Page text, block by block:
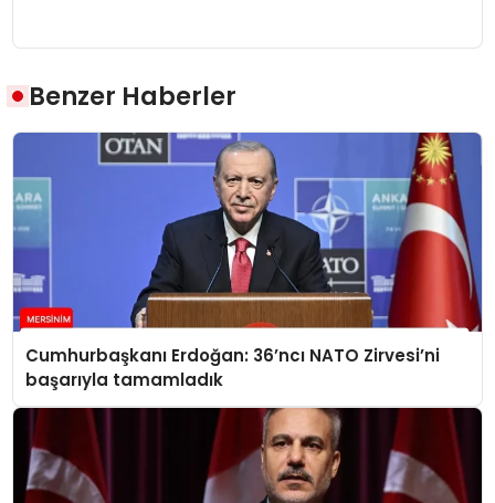
Benzer Haberler
Cumhurbaşkanı Erdoğan: 36’ncı NATO Zirvesi’ni
başarıyla tamamladık